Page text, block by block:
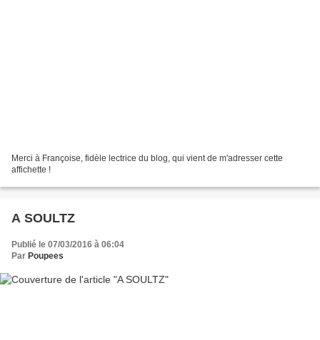
Merci à Françoise, fidèle lectrice du blog, qui vient de m'adresser cette
affichette !
A SOULTZ
Publié le 07/03/2016 à 06:04
Par Poupees